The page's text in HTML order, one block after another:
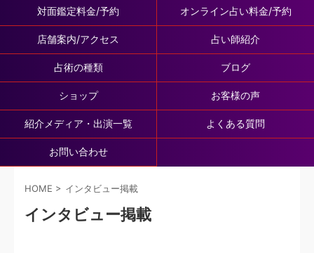
対面鑑定料金/予約 オンライン占い料金/予約
店舗案内/アクセス 占い師紹介
占術の種類 ブログ
ショップ お客様の声
紹介メディア・出演一覧 よくある質問
お問い合わせ
HOME > インタビュー掲載
インタビュー掲載